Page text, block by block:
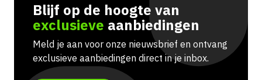
Blijf op de hoogte van
exclusieve aanbiedingen
Meld je aan voor onze nieuwsbrief en ontvang
exclusieve aanbiedingen direct in je inbox.